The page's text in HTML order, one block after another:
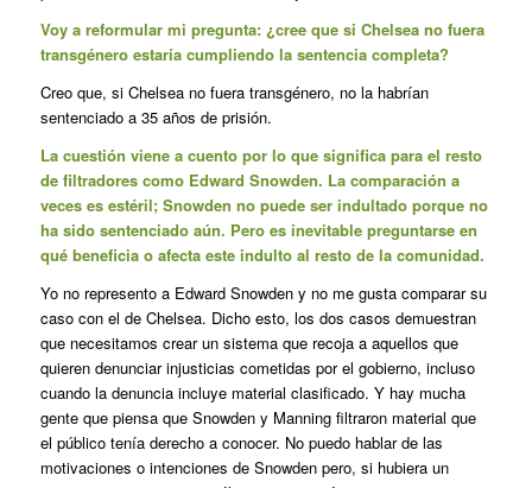
Voy a reformular mi pregunta: ¿cree que si Chelsea no fuera
transgénero estaría cumpliendo la sentencia completa?
Creo que, si Chelsea no fuera transgénero, no la habrían
sentenciado a 35 años de prisión.
La cuestión viene a cuento por lo que significa para el resto
de filtradores como Edward Snowden. La comparación a
veces es estéril; Snowden no puede ser indultado porque no
ha sido sentenciado aún. Pero es inevitable preguntarse en
qué beneficia o afecta este indulto al resto de la comunidad.
Yo no represento a Edward Snowden y no me gusta comparar su
caso con el de Chelsea. Dicho esto, los dos casos demuestran
que necesitamos crear un sistema que recoja a aquellos que
quieren denunciar injusticias cometidas por el gobierno, incluso
cuando la denuncia incluye material clasificado. Y hay mucha
gente que piensa que Snowden y Manning filtraron material que
el público tenía derecho a conocer. No puedo hablar de las
motivaciones o intenciones de Snowden pero, si hubiera un